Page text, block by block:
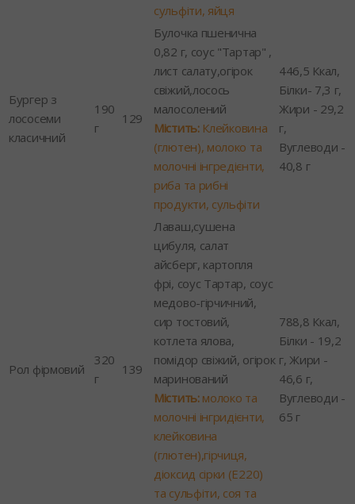
сульфіти, яйця
Бургер з
лососеми
класичний
190
г
129
Булочка пшенична
0,82 г, соус "Тартар" ,
лист салату,огірок
свіжий,лосось
малосолений
Містить:Клейковина
(глютен), молоко та
молочні інгредієнти,
риба та рибні
продукти, сульфіти
446,5 Ккал,
Білки- 7,3 г,
Жири - 29,2
г,
Вуглеводи -
40,8 г
Рол фірмовий
320
г
139
Лаваш,сушена
цибуля, салат
айсберг, картопля
фрі, соус Тартар, соус
медово-гірчичний,
сир тостовий,
котлета ялова,
помідор свіжий, огірок
маринований
Містить:молоко та
молочні інгридієнти,
клейковина
(глютен),гірчиця,
діоксид сірки (Е220)
та сульфіти, соя та
788,8 Ккал,
Білки - 19,2
г, Жири -
46,6 г,
Вуглеводи -
65 г